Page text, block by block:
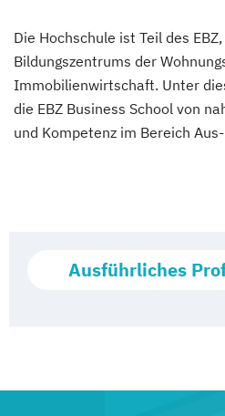
Die Hochschule ist Teil des
Bildungszentrums der
Immobilienwirtschaft. Unter
die EBZ Business School von
und Kompetenz im Bereich
Ausführliches